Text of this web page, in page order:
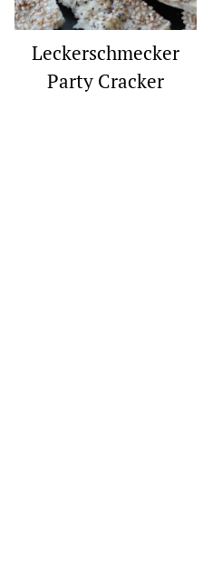
Leckerschmecker
Party Cracker